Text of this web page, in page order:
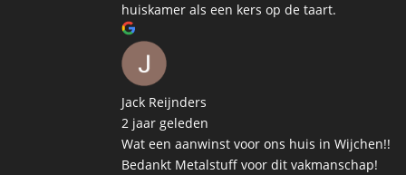
huiskamer als een kers op de taart.
Jack Reijnders
2 jaar geleden
Wat een aanwinst voor ons huis in Wijchen!!
Bedankt Metalstuff voor dit vakmanschap!